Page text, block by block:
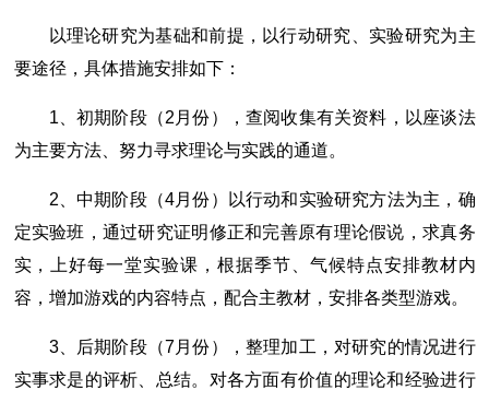
以理论研究为基础和前提，以行动研究、实验研究为主
要途径，具体措施安排如下：
1、初期阶段（2月份），查阅收集有关资料，以座谈法
为主要方法、努力寻求理论与实践的通道。
2、中期阶段（4月份）以行动和实验研究方法为主，确
定实验班，通过研究证明修正和完善原有理论假说，求真务
实，上好每一堂实验课，根据季节、气候特点安排教材内
容，增加游戏的内容特点，配合主教材，安排各类型游戏。
3、后期阶段（7月份），整理加工，对研究的情况进行
实事求是的评析、总结。对各方面有价值的理论和经验进行